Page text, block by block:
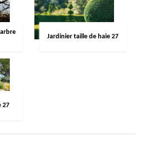
Jardinier taille de haie 27
27